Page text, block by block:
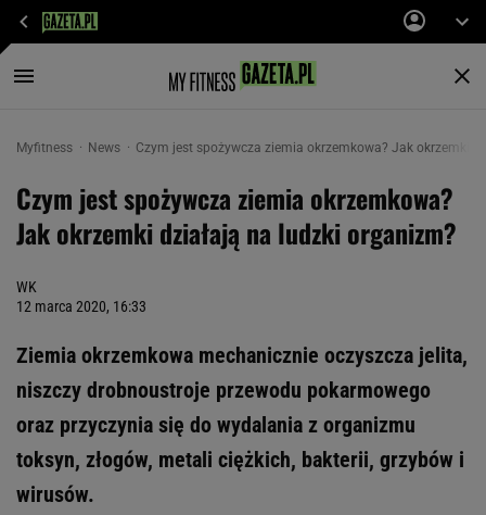
Myfitness News Czym jest spożywcza ziemia okrzemkowa? Jak okrzemki
Czym jest spożywcza ziemia okrzemkowa?
Jak okrzemki działają na ludzki organizm?
WK
12 marca 2020, 16:33
Ziemia okrzemkowa mechanicznie oczyszcza jelita,
niszczy drobnoustroje przewodu pokarmowego
oraz przyczynia się do wydalania z organizmu
toksyn, złogów, metali ciężkich, bakterii, grzybów i
wirusów.